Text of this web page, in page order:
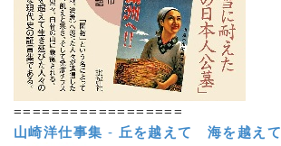
==================
山崎洋仕事集 - 丘を越えて 海を越えて